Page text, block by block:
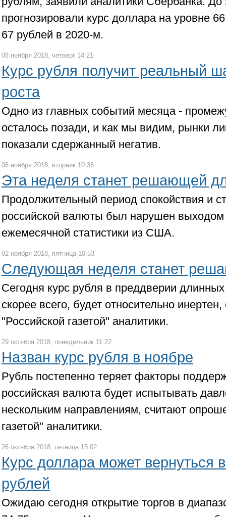
прогнозировали курс доллара на уровне
67 рублей в 2020-м.
08 ноября 2018, четверг 14:21
Курс рубля получит реальный
роста
Одно из главных событий месяца -
осталось позади, и как мы видим, рынки
показали сдержанный негатив.
06 ноября 2018, вторник 10:36
Эта неделя станет решающей
Продолжительный период спокойствия и
российской валюты был нарушен выходом
ежемесячной статистики из США.
02 ноября 2018, пятница 10:53
Следующая неделя станет
Сегодня курс рубля в преддверии
скорее всего, будет относительно
"Российской газетой" аналитики.
29 октября 2018, понедельник 11:22
Назван курс рубля в ноябре
Рубль постепенно теряет факторы
российская валюта будет испытывать
нескольким направлениям, считают
газетой" аналитики.
26 октября 2018, пятница 15:02
Курс доллара может вернуться
рублей
Ожидаю сегодня открытие торгов в